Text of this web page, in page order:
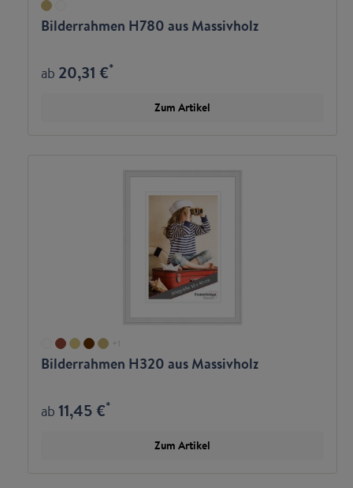
Bilderrahmen H780 aus Massivholz
ab 20,31 €*
Zum Artikel
+
Bilderrahmen H320 aus Massivholz
ab11,45 €*
Zum Artikel